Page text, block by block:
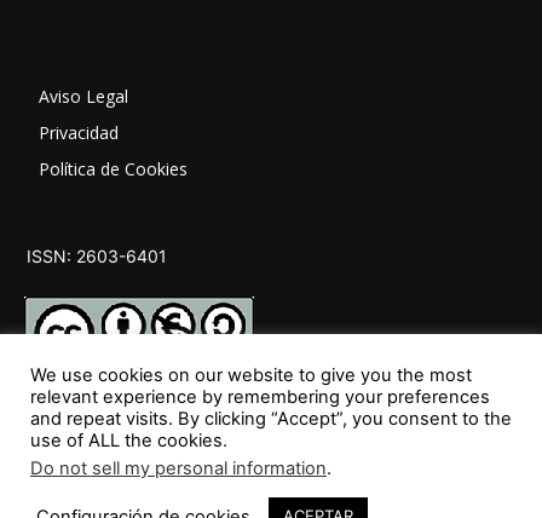
Aviso Legal
Privacidad
Política de Cookies
ISSN: 2603-6401
SÍGUENOS
We use cookies on our website to give you the most
relevant experience by remembering your preferences
and repeat visits. By clicking “Accept”, you consent to the
use of ALL the cookies.
Do not sell my personal information.